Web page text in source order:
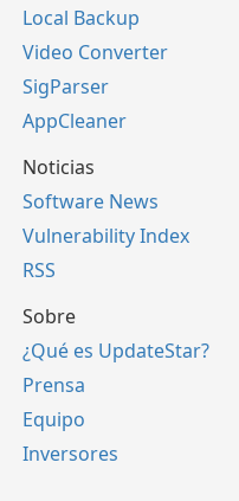
Local Backup
Video Converter
SigParser
AppCleaner
Noticias
Software News
Vulnerability Index
RSS
Sobre
¿Qué es UpdateStar?
Prensa
Equipo
Inversores